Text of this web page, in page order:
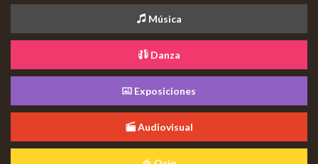
Música
Danza
Exposiciones
Audiovisual